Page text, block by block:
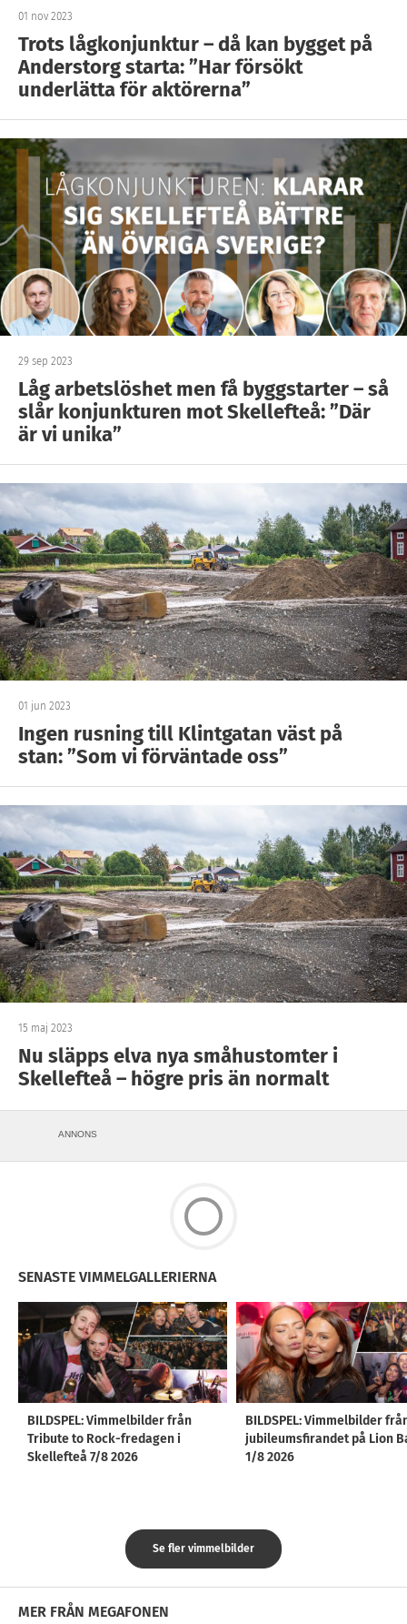
01 nov 2023
Trots lågkonjunktur – då kan bygget på
Anderstorg starta: ”Har försökt
underlätta för aktörerna”
29 sep 2023
Låg arbetslöshet men få byggstarter – så
slår konjunkturen mot Skellefteå: ”Där
är vi unika”
01 jun 2023
Ingen rusning till Klintgatan väst på
stan: ”Som vi förväntade oss”
15 maj 2023
Nu släpps elva nya småhustomter i
Skellefteå – högre pris än normalt
ANNONS
SENASTE VIMMELGALLERIERNA
BILDSPEL: Vimmelbilder från
Tribute to Rock-fredagen i
Skellefteå 7/8 2026
BILDSPEL: Vimmelbilder
jubileumsfirandet på Lion
1/8 2026
Se fler vimmelbilder
MER FRÅN MEGAFONEN